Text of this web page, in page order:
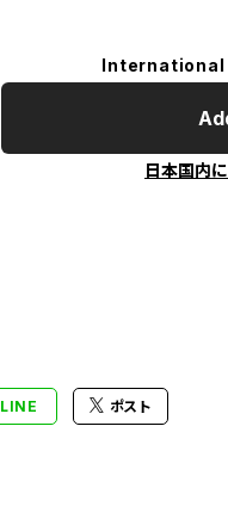
International
日本国内
LINE ポスト